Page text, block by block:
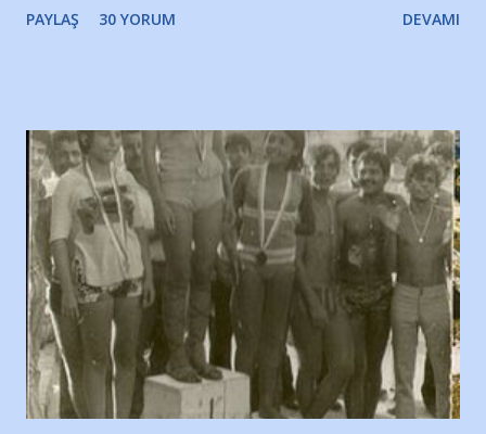
irkildim.. "Bursasporlu taraftarlar, İstanbul takımlarının
ve ürünlerini Bursa şehrinde görmek istemediklerini bir
protesto eylemiyle açıkladıklarını bildiriyordu.. Bu grup
adına açıklama yapan şahsı muhterem(!) ''Açık ve net olarak
söylüyoruz. Bu son uyarımızdır. Bunun yanısıra, bu takımlara
ait tanıtıcı ilanların asılmasına izin veren Bursa Büyükşehir
Belediyesi ile mağazaların bulunduğu alışveriş merkezlerini
de kınıyoruz'' diye de eklemiş .. Blogumuzda okuduğum bu
yazının hemen ardından bu habe...
PAYLAŞ 30 YORUM DEVAMI